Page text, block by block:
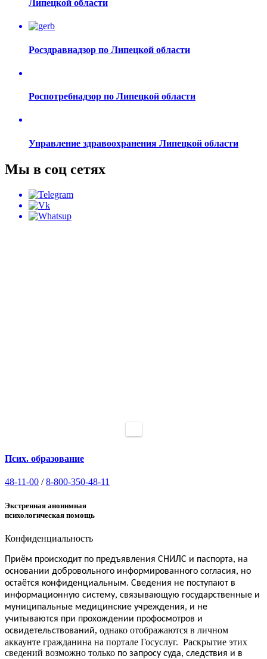
Липецкой области
Росздравнадзор по Липецкой области
Роспотребнадзор по Липецкой области
Управление здравоохранения Липецкой области
Мы в соц сетях
Псих. образование
48-11-00 /8-800-350-48-11
Экстренная анонимная
психологическая помощь
Конфиденциальность
Приём происходит по предъявления СНИЛС и паспорта, на
основании добровольного информированного согласия, но
остаётся конфиденциальным. Сведения не поступают в
информационную систему, связывающую государственные и
муниципальные медицинские учреждения, и не
учитываются при прохождении профосмотров и
освидетельствований, однако отображаются в личном
аккаунте гражданина на портале Госуслуг. Раскрытие этих
сведений возможно только по запросу суда, следствия и в